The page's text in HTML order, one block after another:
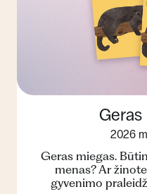
Geras
2026
Geras miegas.
menas? Ar
gyvenimo